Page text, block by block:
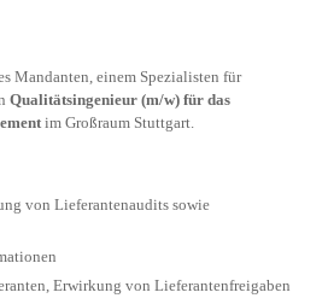
Mandanten, einem Spezialisten für
Qualitätsingenieur (m/w) für das
im Großraum Stuttgart.
von Lieferantenaudits sowie
Erwirkung von Lieferantenfreigaben